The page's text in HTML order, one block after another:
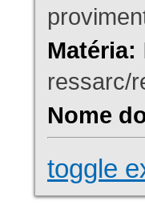
Matéria:
ressarc/
Nome
toggle